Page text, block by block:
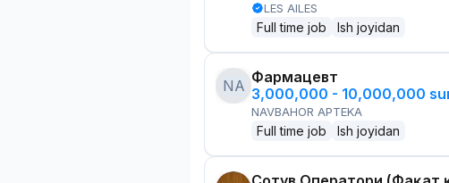
LES AILES
Full time job Ish joyidan
NA Фармацевт
3,000,000 - 10,000,000
NAVBAHOR APTEKA
Full time job Ish joyidan